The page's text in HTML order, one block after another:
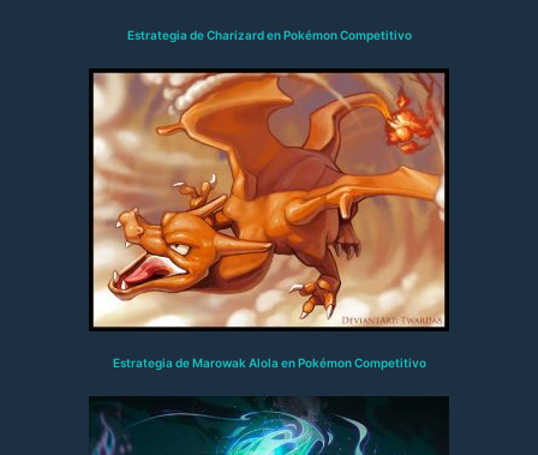
Estrategia de Charizard en Pokémon Competitivo
Estrategia de Marowak Alola en Pokémon Competitivo